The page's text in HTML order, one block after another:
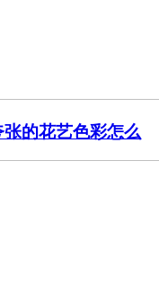
的花艺色彩怎么